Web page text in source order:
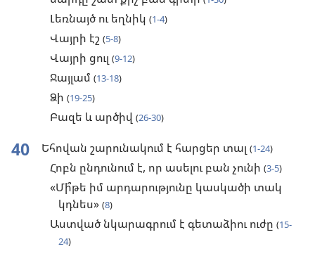
Լեռնայծ ու եղնիկ (1-4)
Վայրի էշ (5-8)
Վայրի ցուլ (9-12)
Ջայլամ (13-18)
Ձի (19-25)
Բազե և արծիվ (26-30)
40 Եհովան շարունակում է հարցեր տալ (1-24)
Հոբն ընդունում է, որ ասելու բան չունի (3-5)
«Մի՞թե իմ արդարությունը կասկածի տակ
կդնես» (8)
Աստված նկարագրում է գետաձիու ուժը (15-
24)